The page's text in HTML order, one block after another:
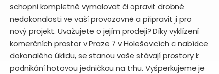
schopni kompletně vymalovat či opravit drobné
nedokonalosti ve vaší provozovně a připravit ji pro
nový projekt. Uvažujete o jejím prodeji? Díky vyklízení
komerčních prostor v Praze 7 v Holešovicích a nabídce
dokonalého úklidu, se stanou vaše stávají prostory k
podnikání hotovou jedničkou na trhu. Vyšperkujeme je